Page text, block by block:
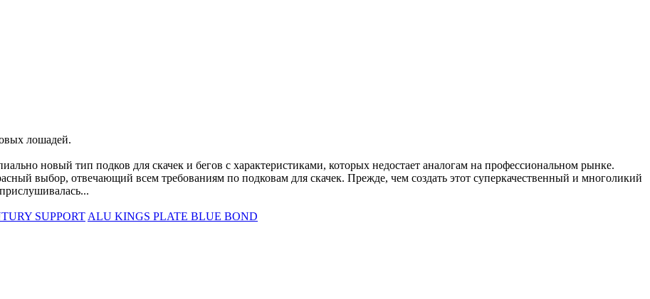
лошадей.
новый тип подков для скачек и бегов с характеристиками, которых недостает аналогам на профессиональном рынке.
выбор, отвечающий всем требованиям по подковам для скачек. Прежде, чем создать этот суперкачественный и многоликий
SUPPORT ALU KINGS PLATE BLUE BOND